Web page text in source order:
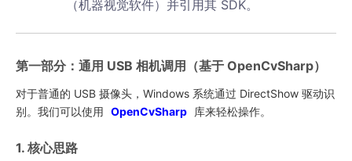
（机器视觉软件）并引用其 SDK。
第一部分：通用 USB 相机调用（基于 OpenCvSharp）
对于普通的 USB 摄像头，Windows 系统通过 DirectShow 驱动识
别。我们可以使用 OpenCvSharp 库来轻松操作。
1. 核心思路